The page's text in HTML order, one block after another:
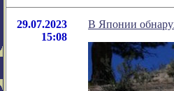
29.07.2023
15:08
В Японии